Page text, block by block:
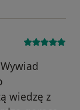
wiedzę z